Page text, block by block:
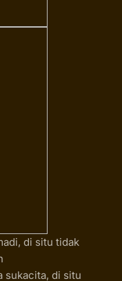
di situ tidak
sukacita, di situ